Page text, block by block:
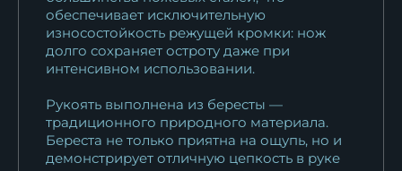
обеспечивает исключительную
износостойкость режущей кромки: нож
долго сохраняет остроту даже при
интенсивном использовании.
Рукоять выполнена из бересты —
традиционного природного материала.
Береста не только приятна на ощупь, но и
демонстрирует отличную цепкость в руке